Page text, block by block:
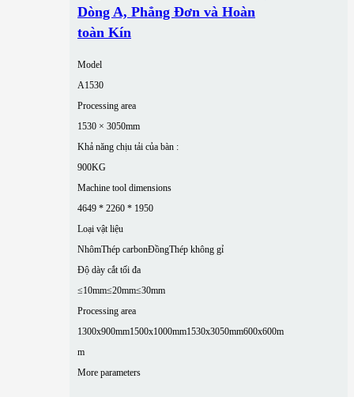
Dòng A, Phẳng Đơn và Hoàn
toàn Kín
Model
A1530
Processing area
1530 × 3050mm
Khả năng chịu tải của bàn :
900KG
Machine tool dimensions
4649 * 2260 * 1950
Loại vật liệu
NhômThép carbonĐồngThép không gỉ
Độ dày cắt tối đa
≤10mm≤20mm≤30mm
Processing area
1300x900mm1500x1000mm1530x3050mm600x600m
m
More parameters